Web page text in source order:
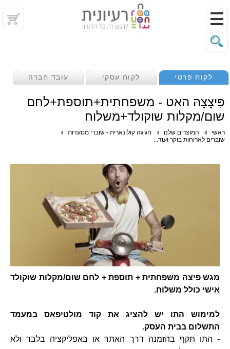
לקוח פרטי לקוח עסקי עובד חברה
פִּיצָצָהּ האט - משפחתית+תוספת+לחם
שום/מקלות שוקולד+משלוח
ראשי המוצרים שלנו
חגיגה קולינארית - שוברי מסעדות
שוברים לארוחות בוקר ועוד...
מגש פיצה משפחתית + תוספת + לחם שום/מקלות שוקולד
אישי כולל משלוח.
למימוש התו יש להציג את קוד מולטיפאס במעמד
התשלום בבית העסק.
- התו תקף בהזמנה דרך האתר או באפליקציה בלבד ולא